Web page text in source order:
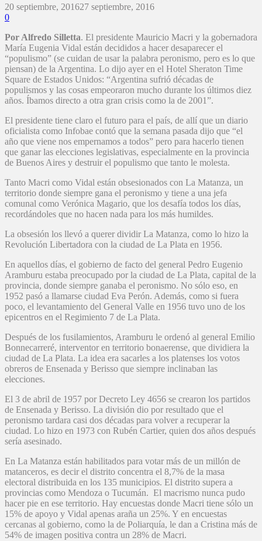
20 septiembre, 201627 septiembre, 2016
0
Por Alfredo Silletta. El presidente Mauricio Macri y la gobernadora
María Eugenia Vidal están decididos a hacer desaparecer el
“populismo” (se cuidan de usar la palabra peronismo, pero es lo que
piensan) de la Argentina. Lo dijo ayer en el Hotel Sheraton Time
Square de Estados Unidos: “Argentina sufrió décadas de
populismos y las cosas empeoraron mucho durante los últimos diez
años. Íbamos directo a otra gran crisis como la de 2001”.
El presidente tiene claro el futuro para el país, de allí que un diario
oficialista como Infobae contó que la semana pasada dijo que “el
año que viene nos empernamos a todos” pero para hacerlo tienen
que ganar las elecciones legislativas, especialmente en la provincia
de Buenos Aires y destruir el populismo que tanto le molesta.
Tanto Macri como Vidal están obsesionados con La Matanza, un
territorio donde siempre gana el peronismo y tiene a una jefa
comunal como Verónica Magario, que los desafía todos los días,
recordándoles que no hacen nada para los más humildes.
La obsesión los llevó a querer dividir La Matanza, como lo hizo la
Revolución Libertadora con la ciudad de La Plata en 1956.
En aquellos días, el gobierno de facto del general Pedro Eugenio
Aramburu estaba preocupado por la ciudad de La Plata, capital de la
provincia, donde siempre ganaba el peronismo. No sólo eso, en
1952 pasó a llamarse ciudad Eva Perón. Además, como si fuera
poco, el levantamiento del General Valle en 1956 tuvo uno de los
epicentros en el Regimiento 7 de La Plata.
Después de los fusilamientos, Aramburu le ordenó al general Emilio
Bonnecarreré, interventor en territorio bonaerense, que dividiera la
ciudad de La Plata. La idea era sacarles a los platenses los votos
obreros de Ensenada y Berisso que siempre inclinaban las
elecciones.
El 3 de abril de 1957 por Decreto Ley 4656 se crearon los partidos
de Ensenada y Berisso. La división dio por resultado que el
peronismo tardara casi dos décadas para volver a recuperar la
ciudad. Lo hizo en 1973 con Rubén Cartier, quien dos años después
sería asesinado.
En La Matanza están habilitados para votar más de un millón de
matanceros, es decir el distrito concentra el 8,7% de la masa
electoral distribuida en los 135 municipios. El distrito supera a
provincias como Mendoza o Tucumán. El macrismo nunca pudo
hacer pie en ese territorio. Hay encuestas donde Macri tiene sólo un
15% de apoyo y Vidal apenas araña un 25%. Y en encuestas
cercanas al gobierno, como la de Poliarquía, le dan a Cristina más de
54% de imagen positiva contra un 28% de Macri.